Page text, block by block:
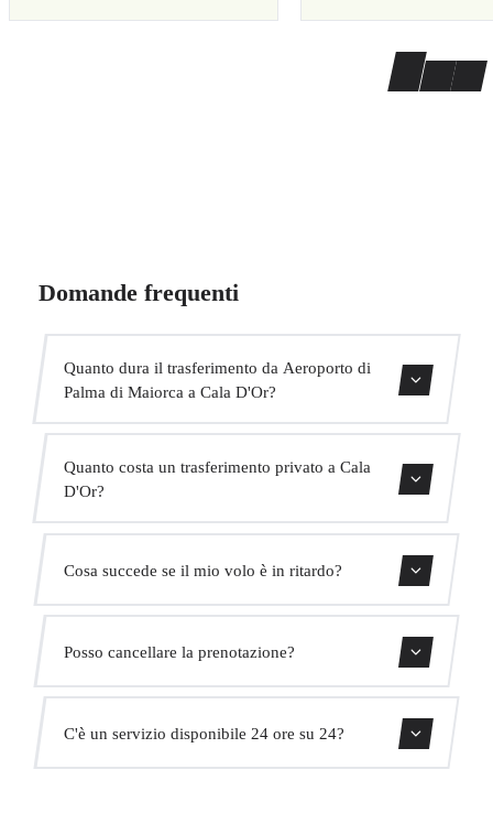
Domande frequenti
Quanto dura il trasferimento da Aeroporto di
Palma di Maiorca a Cala D'Or?
Quanto costa un trasferimento privato a Cala
D'Or?
prezzo fisso immediato. Senza costi nascosti.
Cosa succede se il mio volo è in ritardo?
adatterà automaticamente l'orario di ritiro senza costi
aggiuntivi.
Posso cancellare la prenotazione?
Sì, puoi cancellare gratuitamente fino a 24 ore prima del
ritiro.
C'è un servizio disponibile 24 ore su 24?